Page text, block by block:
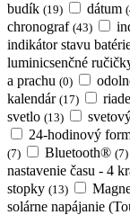
budík (19) dátum
chronograf (43)
indikátor stavu
luminicsenčné
a prachu (0)
kalendár (17)
svetlo (13)
24-hodinový
(7) Bluetooth® (7)
nastavenie času - 4
stopky (13)
solárne napájanie